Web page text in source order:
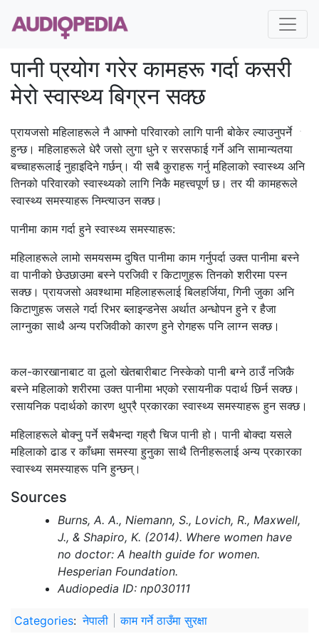
पानी प्रयोग गरेर कामहरू गर्दा कसरी
मेरो स्वास्थ्य बिग्रन सक्छ
प्रायजसो महिलाहरूले नै आफ्नो परिवारको लागि पानी बोकेर ल्याउनुपर्ने
हुन्छ। महिलाहरूले धेरै जसो लुगा धुने र सरसफाई गर्ने अनि सामान्यतया
बच्चाहरूलाई नुहाइदिने गर्छन्। यी सबै कुराहरू गर्नु महिलाको स्वास्थ्य अनि
तिनको परिवारको स्वास्थ्यको लागि निकै महत्त्वपूर्ण छ। तर यी कामहरूले
स्वास्थ्य समस्याहरू निम्त्याउन सक्छ।
पानीमा काम गर्दा हुने स्वास्थ्य समस्याहरू:
महिलाहरूले लामो समयसम्म दुषित पानीमा काम गर्नुपर्दा उक्त पानीमा बस्‍ने
वा पानीको छेउछाउमा बस्‍ने परजिवी र किटाणुहरू तिनको शरीरमा पस्‍न
सक्छ। प्रायजसो अवश्थामा महिलाहरूलाई बिलहर्जिया, गिनी जुका अनि
किटाणुहरू जसले गर्दा रिभर ब्लाइन्डनेस अर्थात अन्धोपन हुने र हैजा
लाग्‍नुका साथै अन्य परजिवीको कारण हुने रोगहरू पनि लाग्‍न सक्छ।
कल-कारखानाबाट वा ठूलो खेतबारीबाट निस्केको पानी बग्‍ने ठाउँ नजिकै
बस्‍ने महिलाको शरीरमा उक्त पानीमा भएको रसायनीक पदार्थ छिर्न सक्छ।
रसायनिक पदार्थको कारण थुप्रै प्रकारका स्वास्थ्य समस्याहरू हुन सक्छ।
महिलाहरूले बोक्‍नु पर्ने सबैभन्दा गह्रौ चिज पानी हो। पानी बोक्दा यसले
महिलाको ढाड र काँधमा समस्या हुनुका साथै तिनीहरूलाई अन्य प्रकारका
स्वास्थ्य समस्याहरू पनि हुन्छन्।
Sources
Burns, A. A., Niemann, S., Lovich, R., Maxwell,
J., & Shapiro, K. (2014). Where women have
no doctor: A health guide for women.
Hesperian Foundation.
Audiopedia ID: np030111
Categories: नेपाली काम गर्ने ठाउँमा सुरक्षा